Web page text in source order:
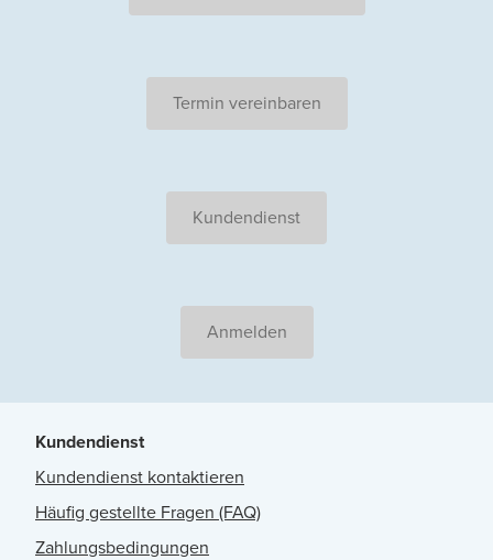
Termin vereinbaren
Kundendienst
Anmelden
Kundendienst
Kundendienst kontaktieren
Häufig gestellte Fragen (FAQ)
Zahlungsbedingungen